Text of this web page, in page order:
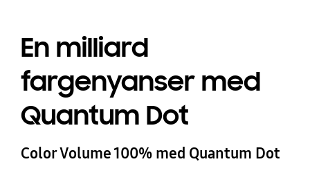
En milliard
fargenyanser med
Quantum Dot
Color Volume 100% med Quantum Dot